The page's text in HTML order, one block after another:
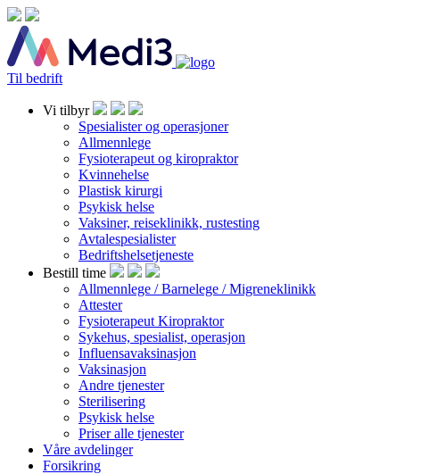
Til bedrift
Vi tilbyr
Spesialister og operasjoner
Allmennlege
Fysioterapeut og kiropraktor
Kvinnehelse
Plastisk kirurgi
Psykisk helse
Vaksiner, reiseklinikk, rustesting
Avtalespesialister
Bedriftshelsetjeneste
Bestill time
Allmennlege / Barnelege / Migreneklinikk
Attester
Fysioterapeut Kiropraktor
Sykehus, spesialist, operasjon
Influensavaksinasjon
Vaksinasjon
Andre tjenester
Sterilisering
Psykisk helse
Priser alle tjenester
Våre avdelinger
Forsikring